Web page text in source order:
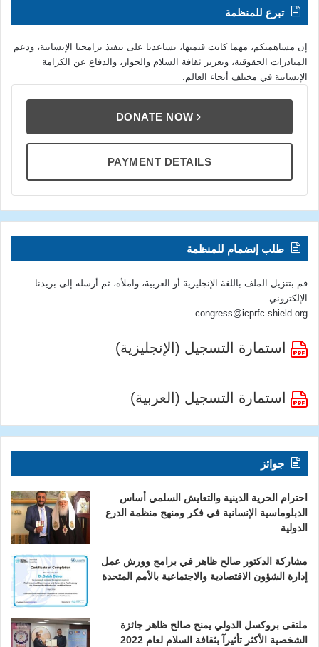
تبرع للمنظمة
إن مساهمتكم، مهما كانت قيمتها، تساعدنا على تنفيذ برامجنا الإنسانية، ودعم
المبادرات الحقوقية، وتعزيز ثقافة السلام والحوار، والدفاع عن الكرامة
الإنسانية في مختلف أنحاء العالم.
DONATE NOW
PAYMENT DETAILS
طلب إنضمام للمنظمة
قم بتنزيل الملف باللغة الإنجليزية أو العربية، واملأه، ثم أرسله إلى بريدنا
الإلكتروني
congress@icprfc-shield.org
استمارة التسجيل (الإنجليزية)
استمارة التسجيل (العربية)
جوائز
احترام الحرية الدينية والتعايش السلمي أساس
الدبلوماسية الإنسانية في فكر ومنهج منظمة الدرع
الدولية
مشاركة الدكتور صالح ظاهر في برامج وورش عمل
إدارة الشؤون الاقتصادية والاجتماعية بالأمم المتحدة
ملتقى بروكسل الدولي يمنح صالح ظاهر جائزة
الشخصية الأكثر تأثيرآ بثقافة السلام لعام 2022